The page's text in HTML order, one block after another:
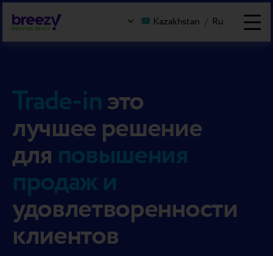
Kazakhstan / Ru
Trade-inэто
лучшее решение
для повышения
продаж и
удовлетворенности
клиентов